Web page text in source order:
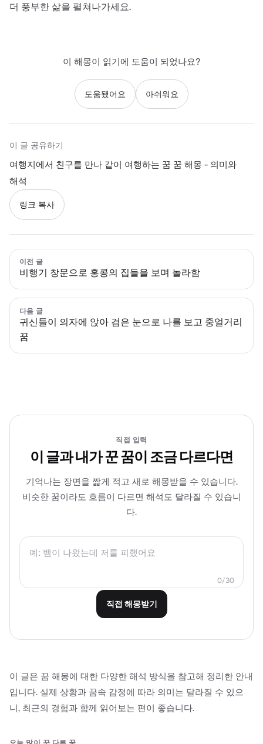
더 풍부한 삶을 펼쳐나가세요.
이 해몽이 읽기에 도움이 되었나요?
도움됐어요 아쉬워요
이 글 공유하기
여행지에서 친구를 만나 같이 여행하는 꿈 꿈 해몽 - 의미와
해석
링크 복사
이전 글
비행기 창문으로 홍콩의 집들을 보며 놀라함
다음 글
귀신들이 의자에 앉아 검은 눈으로 나를 보고 중얼거리
꿈
직접 입력
이 글과 내가 꾼 꿈이 조금 다르다면
기억나는 장면을 짧게 적고 새로 해몽받을 수 있습니다.
비슷한 꿈이라도 흐름이 다르면 해석도 달라질 수 있습니
다.
0/30
직접 해몽받기
이 글은 꿈 해몽에 대한 다양한 해석 방식을 참고해 정리한 안내
입니다. 실제 상황과 꿈속 감정에 따라 의미는 달라질 수 있으
니, 최근의 경험과 함께 읽어보는 편이 좋습니다.